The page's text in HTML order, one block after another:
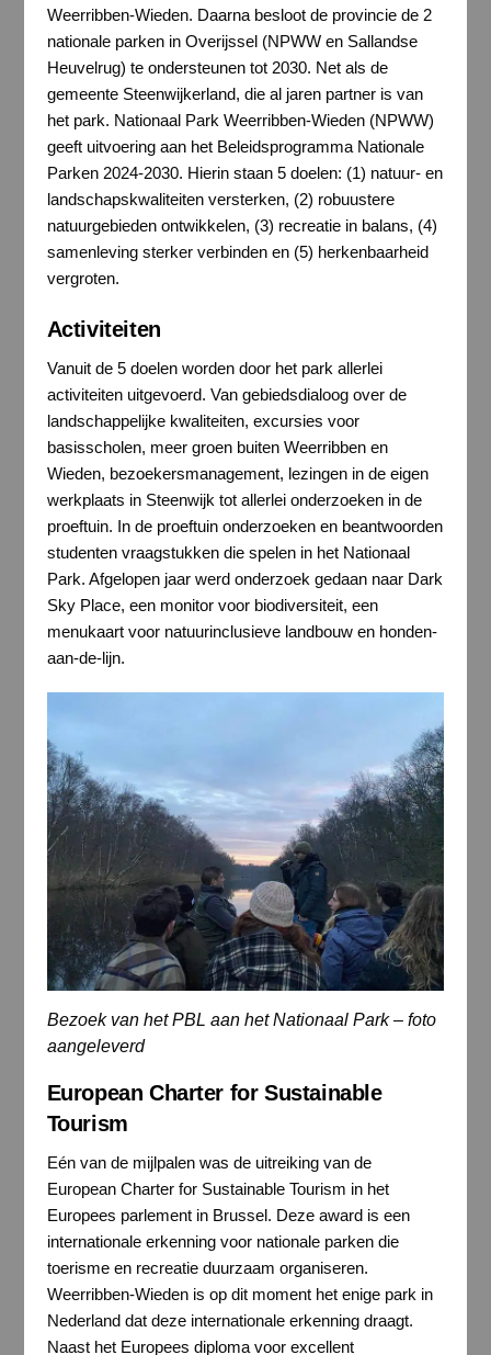
Weerribben-Wieden. Daarna besloot de provincie de 2
nationale parken in Overijssel (NPWW en Sallandse
Heuvelrug) te ondersteunen tot 2030. Net als de
gemeente Steenwijkerland, die al jaren partner is van
het park. Nationaal Park Weerribben-Wieden (NPWW)
geeft uitvoering aan het Beleidsprogramma Nationale
Parken 2024-2030. Hierin staan 5 doelen: (1) natuur- en
landschapskwaliteiten versterken, (2) robuustere
natuurgebieden ontwikkelen, (3) recreatie in balans, (4)
samenleving sterker verbinden en (5) herkenbaarheid
vergroten.
Activiteiten
Vanuit de 5 doelen worden door het park allerlei
activiteiten uitgevoerd. Van gebiedsdialoog over de
landschappelijke kwaliteiten, excursies voor
basisscholen, meer groen buiten Weerribben en
Wieden, bezoekersmanagement, lezingen in de eigen
werkplaats in Steenwijk tot allerlei onderzoeken in de
proeftuin. In de proeftuin onderzoeken en beantwoorden
studenten vraagstukken die spelen in het Nationaal
Park. Afgelopen jaar werd onderzoek gedaan naar Dark
Sky Place, een monitor voor biodiversiteit, een
menukaart voor natuurinclusieve landbouw en honden-
aan-de-lijn.
Bezoek van het PBL aan het Nationaal Park – foto
aangeleverd
European Charter for Sustainable
Tourism
Eén van de mijlpalen was de uitreiking van de
European Charter for Sustainable Tourism in het
Europees parlement in Brussel. Deze award is een
internationale erkenning voor nationale parken die
toerisme en recreatie duurzaam organiseren.
Weerribben-Wieden is op dit moment het enige park in
Nederland dat deze internationale erkenning draagt.
Naast het Europees diploma voor excellent